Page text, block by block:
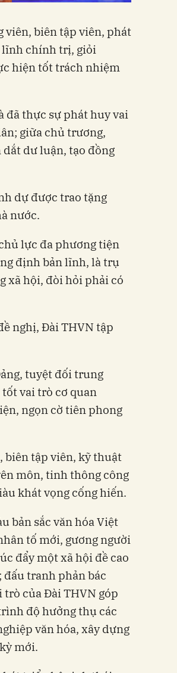
viên, biên tập viên, phát
lĩnh chính trị, giỏi
hiện tốt trách nhiệm
đã thực sự phát huy vai
giữa chủ trương,
dư luận, tạo đồng
dự được trao tặng
nước.
lực đa phương tiện
định bản lĩnh, là trụ
xã hội, đòi hỏi phải có
nghị, Đài THVN tập
tuyệt đối trung
vai trò cơ quan
ngọn cờ tiên phong
biên tập viên, kỹ thuật
môn, tinh thông công
khát vọng cống hiến.
bản sắc văn hóa Việt
tố mới, gương người
đẩy một xã hội đề cao
tranh phản bác
của Đài THVN góp
độ hưởng thụ các
văn hóa, xây dựng
mới.